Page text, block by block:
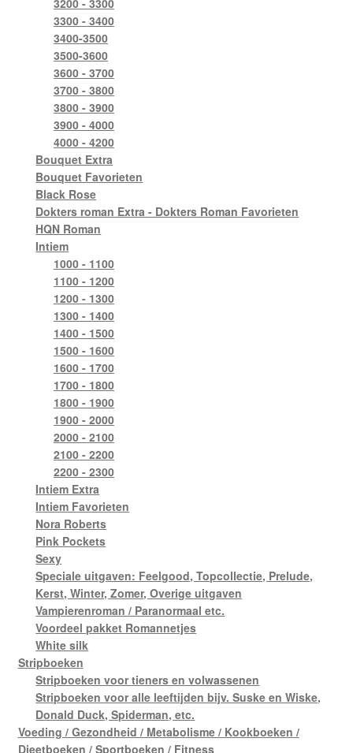
3200 - 3300
3300 - 3400
3400-3500
3500-3600
3600 - 3700
3700 - 3800
3800 - 3900
3900 - 4000
4000 - 4200
Bouquet Extra
Bouquet Favorieten
Black Rose
Dokters roman Extra - Dokters Roman Favorieten
HQN Roman
Intiem
1000 - 1100
1100 - 1200
1200 - 1300
1300 - 1400
1400 - 1500
1500 - 1600
1600 - 1700
1700 - 1800
1800 - 1900
1900 - 2000
2000 - 2100
2100 - 2200
2200 - 2300
Intiem Extra
Intiem Favorieten
Nora Roberts
Pink Pockets
Sexy
Speciale uitgaven: Feelgood, Topcollectie, Prelude,
Kerst, Winter, Zomer, Overige uitgaven
Vampierenroman / Paranormaal etc.
Voordeel pakket Romannetjes
White silk
Stripboeken
Stripboeken voor tieners en volwassenen
Stripboeken voor alle leeftijden bijv. Suske en Wiske,
Donald Duck, Spiderman, etc.
Voeding / Gezondheid / Metabolisme / Kookboeken /
Dieetboeken / Sportboeken / Fitness